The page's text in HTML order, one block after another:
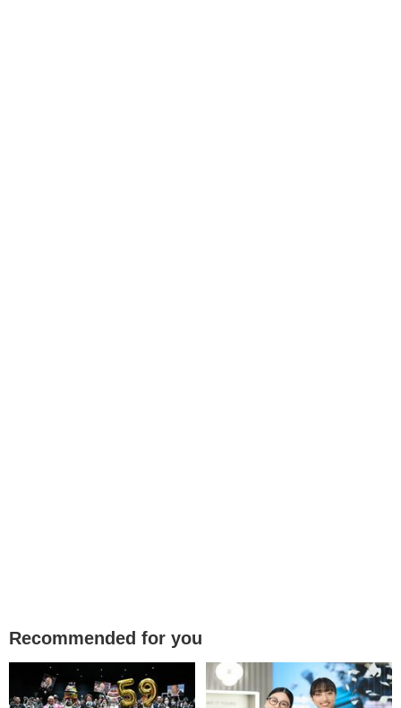
Recommended for you